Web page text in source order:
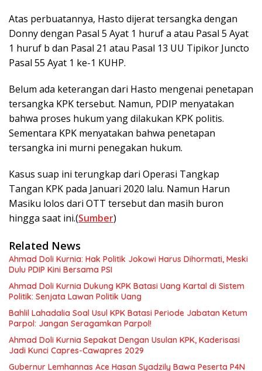
Atas perbuatannya, Hasto dijerat tersangka dengan
Donny dengan Pasal 5 Ayat 1 huruf a atau Pasal 5 Ayat
1 huruf b dan Pasal 21 atau Pasal 13 UU Tipikor Juncto
Pasal 55 Ayat 1 ke-1 KUHP.
Belum ada keterangan dari Hasto mengenai penetapan
tersangka KPK tersebut. Namun, PDIP menyatakan
bahwa proses hukum yang dilakukan KPK politis.
Sementara KPK menyatakan bahwa penetapan
tersangka ini murni penegakan hukum.
Kasus suap ini terungkap dari Operasi Tangkap
Tangan KPK pada Januari 2020 lalu. Namun Harun
Masiku lolos dari OTT tersebut dan masih buron
hingga saat ini.(Sumber)
Related News
Ahmad Doli Kurnia: Hak Politik Jokowi Harus Dihormati, Meski
Dulu PDIP Kini Bersama PSI
Ahmad Doli Kurnia Dukung KPK Batasi Uang Kartal di Sistem
Politik: Senjata Lawan Politik Uang
Bahlil Lahadalia Soal Usul KPK Batasi Periode Jabatan Ketum
Parpol: Jangan Seragamkan Parpol!
Ahmad Doli Kurnia Sepakat Dengan Usulan KPK, Kaderisasi
Jadi Kunci Capres-Cawapres 2029
Gubernur Lemhannas Ace Hasan Syadzily Bawa Peserta P4N